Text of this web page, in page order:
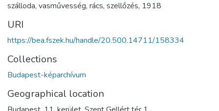
szálloda, vasművesség, rács, szellőzés, 1918
URI
https://bea.fszek.hu/handle/20.500.14711/158334
Collections
Budapest-képarchívum
Geographical location